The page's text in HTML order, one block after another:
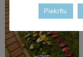
Piekrītu